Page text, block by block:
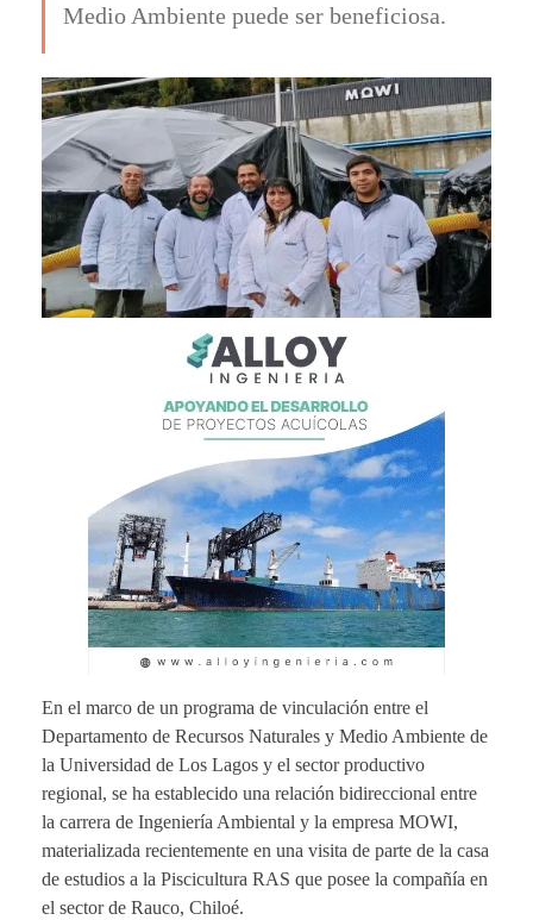
Medio Ambiente puede ser beneficiosa.
En el marco de un programa de vinculación entre el
Departamento de Recursos Naturales y Medio Ambiente de
la Universidad de Los Lagos y el sector productivo
regional, se ha establecido una relación bidireccional entre
la carrera de Ingeniería Ambiental y la empresa MOWI,
materializada recientemente en una visita de parte de la casa
de estudios a la Piscicultura RAS que posee la compañía en
el sector de Rauco, Chiloé.